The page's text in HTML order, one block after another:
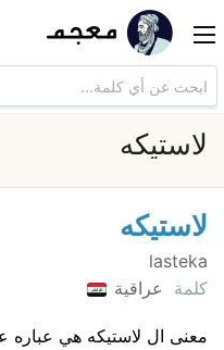
لاستيكه
لاستيكه
lasteka
كلمة
عراقية
معنى ال لاستيكه هي